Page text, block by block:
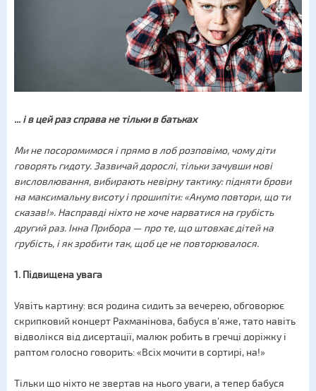
... і в цей раз справа не тільки в батьках
Ми не посоромимося і прямо в лоб розповімо, чому діти
говорять гидоту. Зазвичай дорослі, тільки зачувши нові
висловлювання, вибирають невірну тактику: підняти брови
на максимальну висоту і прошипіти: «Анумо повтори, що ти
сказав!». Насправді ніхто не хоче нарватися на грубість
другий раз. Інна Прибора — про те, що штовхає дітей на
грубість, і як зробити так, щоб це не повторювалося.
1. Підвищена увага
Уявіть картину: вся родина сидить за вечерею, обговорює
скрипковий концерт Рахманінова, бабуся в'яже, тато навіть
відволікся від дисертації, малюк робить в гречці доріжку і
раптом голосно говорить: «Всіх мочити в сортирі, на!»
Тільки що ніхто не звертав на нього уваги, а тепер бабуся